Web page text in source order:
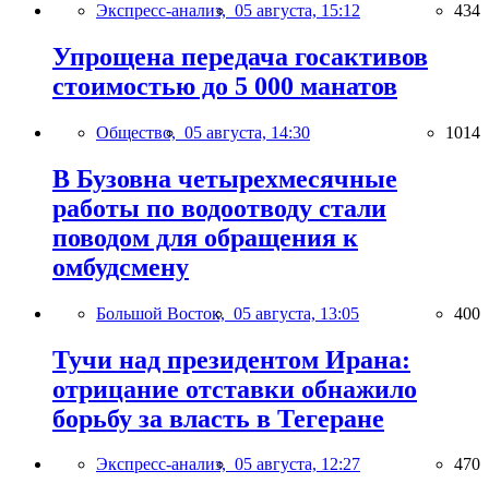
Экспресс-анализ, 05 августа, 15:12 434
Упрощена передача госактивов
стоимостью до 5 000 манатов
Общество, 05 августа, 14:30 1014
В Бузовна четырехмесячные
работы по водоотводу стали
поводом для обращения к
омбудсмену
Большой Восток, 05 августа, 13:05 400
Тучи над президентом Ирана:
отрицание отставки обнажило
борьбу за власть в Тегеране
Экспресс-анализ, 05 августа, 12:27 470